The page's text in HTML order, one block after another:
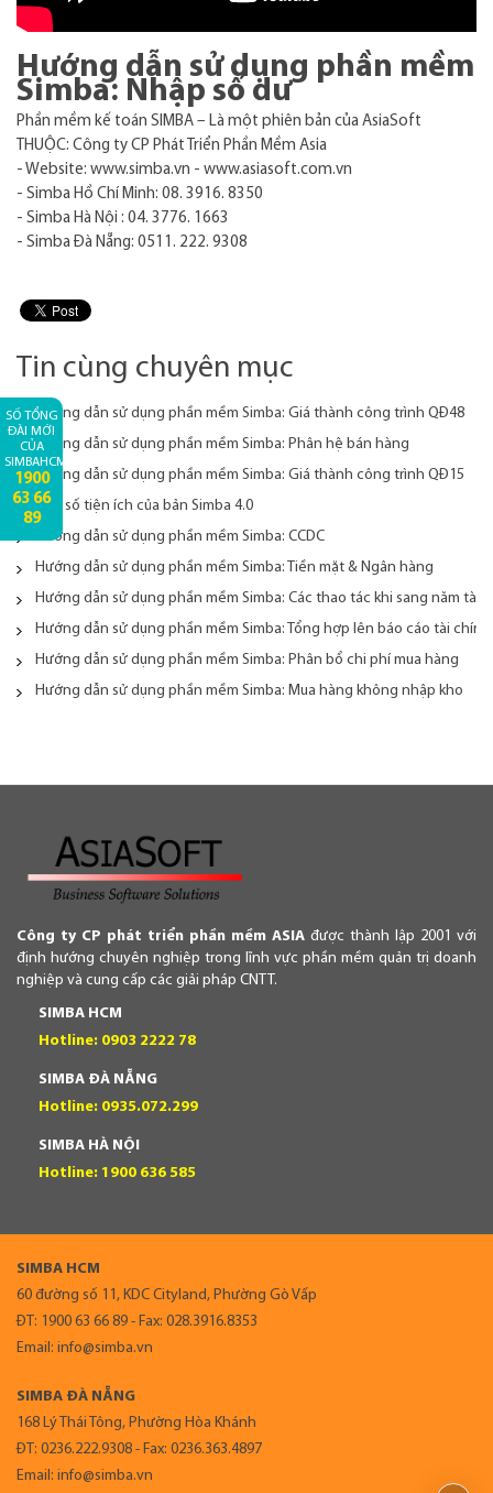
Hướng dẫn sử dụng phần mềm
Simba: Nhập số dư
Phần mềm kế toán SIMBA – Là một phiên bản của AsiaSoft
THUỘC: Công ty CP Phát Triển Phần Mềm Asia
- Website: www.simba.vn - www.asiasoft.com.vn
- Simba Hồ Chí Minh: 08. 3916. 8350
- Simba Hà Nội : 04. 3776. 1663
- Simba Đà Nẵng: 0511. 222. 9308
Tin cùng chuyên mục
Hướng dẫn sử dụng phần mềm Simba: Giá thành công trình QĐ48
Hướng dẫn sử dụng phần mềm Simba: Phân hệ bán hàng
Hướng dẫn sử dụng phần mềm Simba: Giá thành công trình QĐ15
Một số tiện ích của bản Simba 4.0
Hướng dẫn sử dụng phần mềm Simba: CCDC
Hướng dẫn sử dụng phần mềm Simba: Tiền mặt & Ngân hàng
Hướng dẫn sử dụng phần mềm Simba: Các thao tác khi sang năm tài
Hướng dẫn sử dụng phần mềm Simba: Tổng hợp lên báo cáo tài chính
Hướng dẫn sử dụng phần mềm Simba: Phân bổ chi phí mua hàng
Hướng dẫn sử dụng phần mềm Simba: Mua hàng không nhập kho
Công ty CP phát triển phần mềm ASIA được thành lập 2001 với
định hướng chuyên nghiệp trong lĩnh vực phần mềm quản trị doanh
nghiệp và cung cấp các giải pháp CNTT.
SIMBA HCM
Hotline: 0903 2222 78
SIMBA ĐÀ NẴNG
Hotline: 0935.072.299
SIMBA HÀ NỘI
Hotline: 1900 636 585
SIMBA HCM
60 đường số 11, KDC Cityland, Phường Gò Vấp
ĐT: 1900 63 66 89 - Fax: 028.3916.8353
Email: info@simba.vn
SIMBA ĐÀ NẴNG
168 Lý Thái Tông, Phường Hòa Khánh
ĐT: 0236.222.9308 - Fax: 0236.363.4897
Email: info@simba.vn
SỐ TỔNG
ĐÀI MỚI
CỦA
SIMBAHCM:
1900
63 66
89